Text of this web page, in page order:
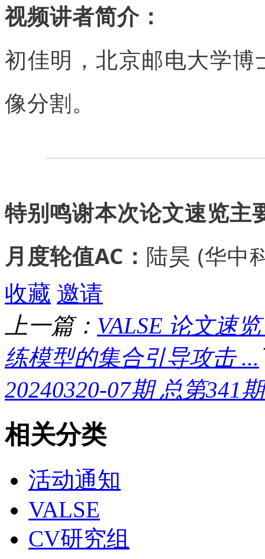
视频讲者简介：
初佳明，北京邮电大学
像分割。
特别鸣谢本次论文速览主
月度轮值AC： 陆昊 (华中
收藏 邀请
上一篇： VALSE 论文速
练模型的集合引导攻击 ...
20240320-07期 总第341
相关分类
活动通知
VALSE
CV研究组